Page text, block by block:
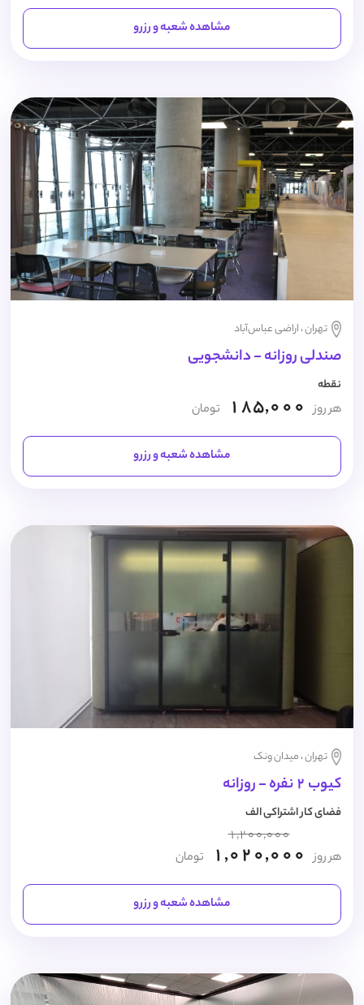
مشاهده شعبه و رزرو
تهران ، اراضی عباس‌آباد
صندلی روزانه - دانشجویی
نقطه
هر روز 185,000 تومان
مشاهده شعبه و رزرو
تهران ، میدان ونک
کیوب 2 نفره - روزانه
فضای کار اشتراکی الف
هر روز
1,200,000
1,020,000 تومان
مشاهده شعبه و رزرو